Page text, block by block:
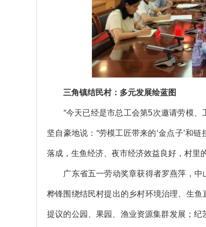
三角镇结民村：多元发展绘蓝图
“今天已经是市总工会第5次邀请劳模、
坚自豪地说：“劳模工匠带来的‘金点子’和
落成，生鱼经济、夜市经济效益良好，村里
广东省五一劳动奖章获得者罗燕萍，中
桦锋围绕结民村提出的乡村环境治理、生
提议的公园、果园、渔业资源集群发展；纪